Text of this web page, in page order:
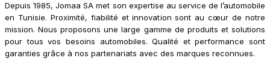
Depuis 1985, Jomaa SA met son expertise au service de l’automobile
en Tunisie. Proximité, fiabilité et innovation sont au cœur de notre
mission. Nous proposons une large gamme de produits et solutions
pour tous vos besoins automobiles. Qualité et performance sont
garanties grâce à nos partenariats avec des marques reconnues.